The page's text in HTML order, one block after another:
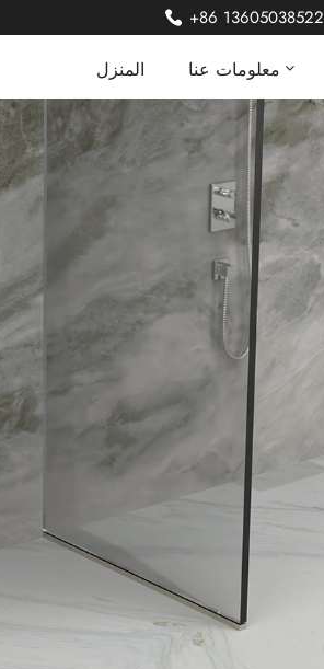
+86 13605038522
المنزل معلومات عنا